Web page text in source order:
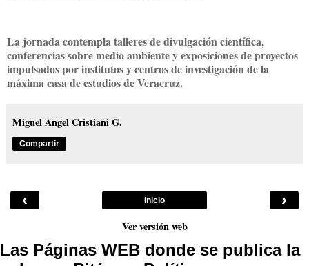
La jornada contempla talleres de divulgación científica,
conferencias sobre medio ambiente y exposiciones de proyectos
impulsados por institutos y centros de investigación de la
máxima casa de estudios de Veracruz.
Miguel Angel Cristiani G.
Compartir
‹ ›
Inicio
Ver versión web
Las Páginas WEB donde se publica la